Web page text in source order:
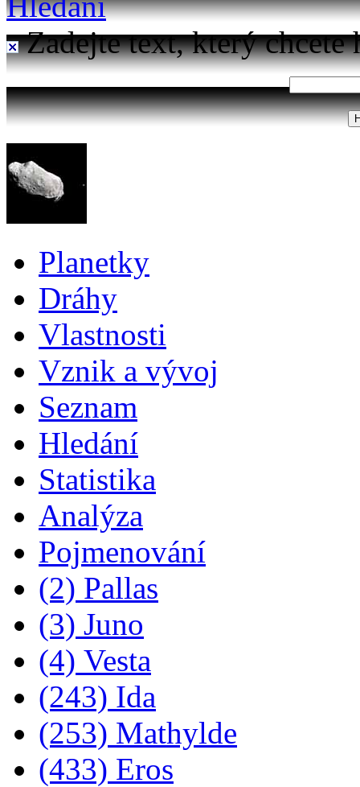
Zadejte text, který chcete
Planetky
Dráhy
Vlastnosti
Vznik a vývoj
Seznam
Hledání
Statistika
Analýza
Pojmenování
(2) Pallas
(3) Juno
(4) Vesta
(243) Ida
(253) Mathylde
(433) Eros